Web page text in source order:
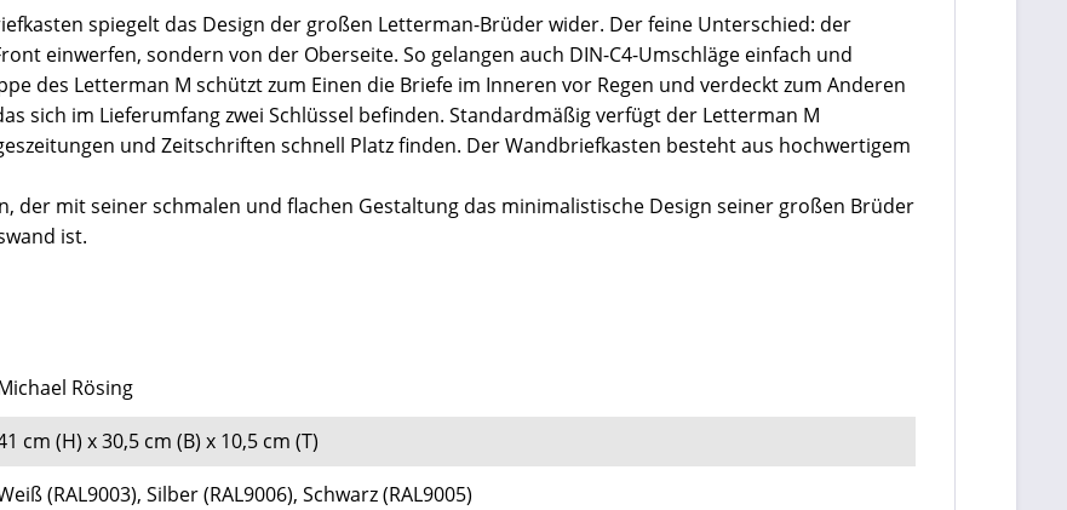
spiegelt das Design der großen Letterman-Brüder wider. Der feine Unterschied: der
einwerfen, sondern von der Oberseite. So gelangen auch DIN-C4-Umschläge einfach und
des Letterman M schützt zum Einen die Briefe im Inneren vor Regen und verdeckt zum Anderen
sich im Lieferumfang zwei Schlüssel befinden. Standardmäßig verfügt der Letterman M
und Zeitschriften schnell Platz finden. Der Wandbriefkasten besteht aus hochwertigem
der mit seiner schmalen und flachen Gestaltung das minimalistische Design seiner großen Brüder
ist.
Rösing
cm (H) x 30,5 cm (B) x 10,5 cm (T)
(RAL9003), Silber (RAL9006), Schwarz (RAL9005)